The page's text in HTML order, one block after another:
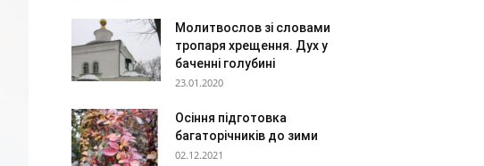
Молитвослов зі словами
тропаря хрещення. Дух у
баченні голубині
23.01.2020
Осіння підготовка
багаторічників до зими
02.12.2021